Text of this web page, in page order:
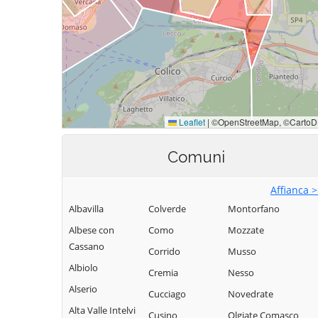
Comuni
Affianca
Albavilla
Albese con
Cassano
Albiolo
Alserio
Alta Valle Intelvi
Colverde
Como
Corrido
Cremia
Cucciago
Cusino
Montorfano
Mozzate
Musso
Nesso
Novedrate
Olgiate Comasco